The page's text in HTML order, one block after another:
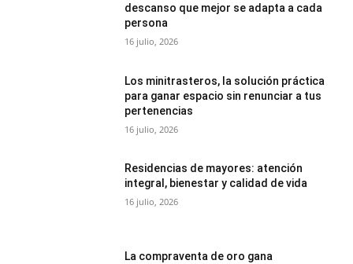
descanso que mejor se adapta a cada
persona
16 julio, 2026
Los minitrasteros, la solución práctica
para ganar espacio sin renunciar a tus
pertenencias
16 julio, 2026
Residencias de mayores: atención
integral, bienestar y calidad de vida
16 julio, 2026
La compraventa de oro gana